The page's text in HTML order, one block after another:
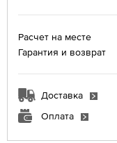
Расчет на месте
Гарантия и возврат
Доставка
Оплата